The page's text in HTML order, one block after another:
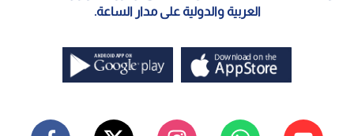
العربية والدولية على مدار الساعة.